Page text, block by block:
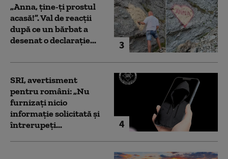
3
„Anna, ţine-ţi prostul
acasă!”. Val de reacții
după ce un bărbat a
desenat o declarație...
4
SRI, avertisment
pentru români: „Nu
furnizați nicio
informație solicitată și
întrerupeți...